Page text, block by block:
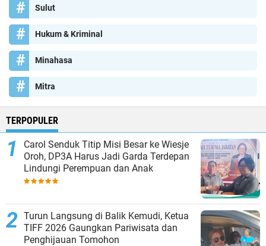
Sulut
Hukum & Kriminal
Minahasa
Mitra
TERPOPULER
Carol Senduk Titip Misi Besar ke Wiesje
Oroh, DP3A Harus Jadi Garda Terdepan
Lindungi Perempuan dan Anak
Turun Langsung di Balik Kemudi, Ketua
TIFF 2026 Gaungkan Pariwisata dan
Penghijauan Tomohon